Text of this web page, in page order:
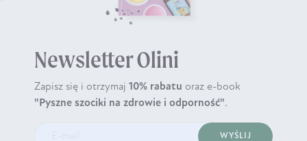
Newsletter Olini
Zapisz się i otrzymaj 10% rabatu oraz e-book
"Pyszne szociki na zdrowie i odporność".
WYŚLIJ